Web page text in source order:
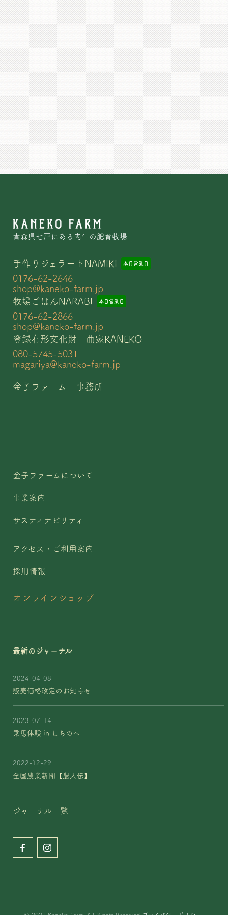
青森県七戸にある肉牛の肥育牧場
手作りジェラートNAMIKI 本日 営業日
0176-62-2646
shop@kaneko-farm.jp
牧場ごはんNARABI
本日 営業日
0176-62-2866
shop@kaneko-farm.jp
登録有形文化財 曲家KANEKO
080-5745-5031
magariya@kaneko-farm.jp
金子ファーム 事務所
金子ファームについて
事業案内
サスティナビリティ
アクセス・ご利用案内
採用情報
オンラインショップ
最新のジャーナル
2024-04-08
販売価格改定のお知らせ
2023-07-14
乗馬体験 in しちのへ
2022-12-29
全国農業新聞【農人伝】
ジャーナル一覧